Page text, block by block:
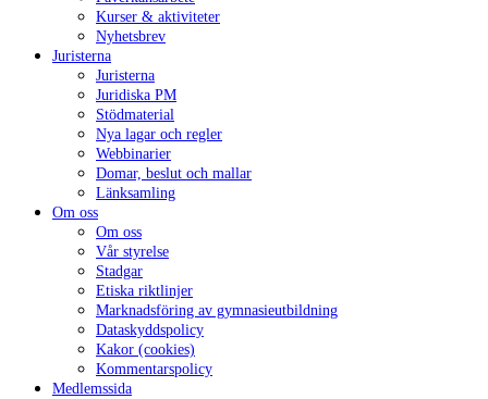
Kurser & aktiviteter
Nyhetsbrev
Juristerna
Juristerna
Juridiska PM
Stödmaterial
Nya lagar och regler
Webbinarier
Domar, beslut och mallar
Länksamling
Om oss
Om oss
Vår styrelse
Stadgar
Etiska riktlinjer
Marknadsföring av gymnasieutbildning
Dataskyddspolicy
Kakor (cookies)
Kommentarspolicy
Medlemssida